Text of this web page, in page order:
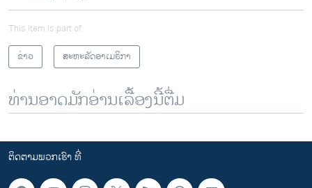
This item is part of
ຂ່າວ
ສະຫະລັດອາເມຣິກາ
ທ່ານອາດມັກອ່ານເລື້ອງນີ້ຕື່ມ
ຕິດຕາມພວກເຮົາ ທີ່